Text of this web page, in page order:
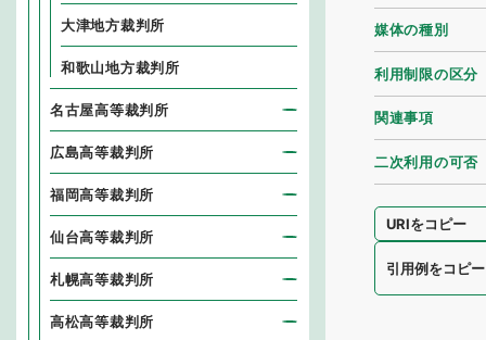
媒体の種別
利用制限の区分
関連事項
二次利用の可否
URIをコピー
引用例をコピー
大津地方裁判所
和歌山地方裁判所
名古屋高等裁判所
広島高等裁判所
福岡高等裁判所
仙台高等裁判所
札幌高等裁判所
高松高等裁判所